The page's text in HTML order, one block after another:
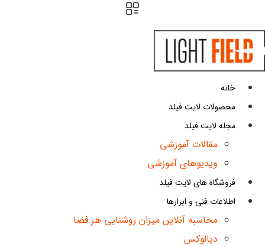
خانه
محصولات لایت فیلد
مجله لایت فیلد
مقالات آموزشی
ویدیوهای آموزشی
فروشگاه های لایت فیلد
اطلاعات فنی و ابزارها
محاسبه آنلاین میزان روشنایی هر فضا
دیالوکس